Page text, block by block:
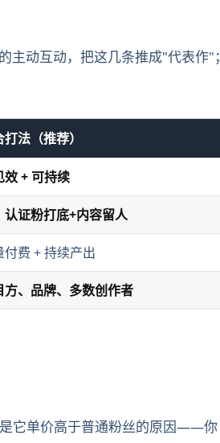
动互动，把这几条推成"代表作"；
法（推荐）
效 + 可持续
认证粉打底+内容留人
付费 + 持续产出
方、品牌、多数创作者
它单价高于普通粉丝的原因——你